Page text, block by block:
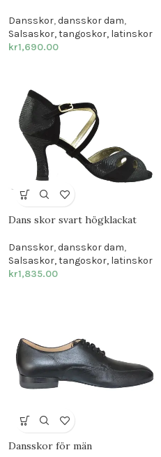
Dansskor,dansskor dam,
Salsaskor, tangoskor, latinskor
kr1,690.00
Dans skor svart högklackat
Dansskor,dansskor dam,
Salsaskor, tangoskor, latinskor
kr1,835.00
Dansskor för män